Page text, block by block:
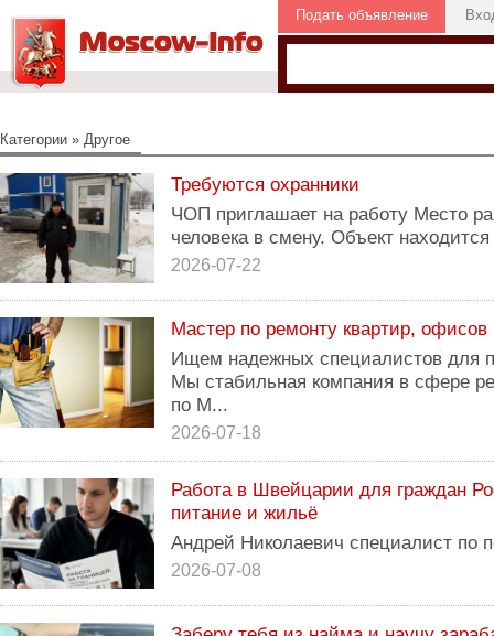
Подать объявление
Категории » Другое
Требуются охранники
ЧОП приглашает на работу Место
человека в смену. Объект
2026-07-22
Мастер по ремонту квартир,
Ищем надежных специалистов для
Мы стабильная компания в сфере
по М...
2026-07-18
Работа в Швейцарии для граждан
питание и жильё
Андрей Николаевич специалист по
2026-07-08